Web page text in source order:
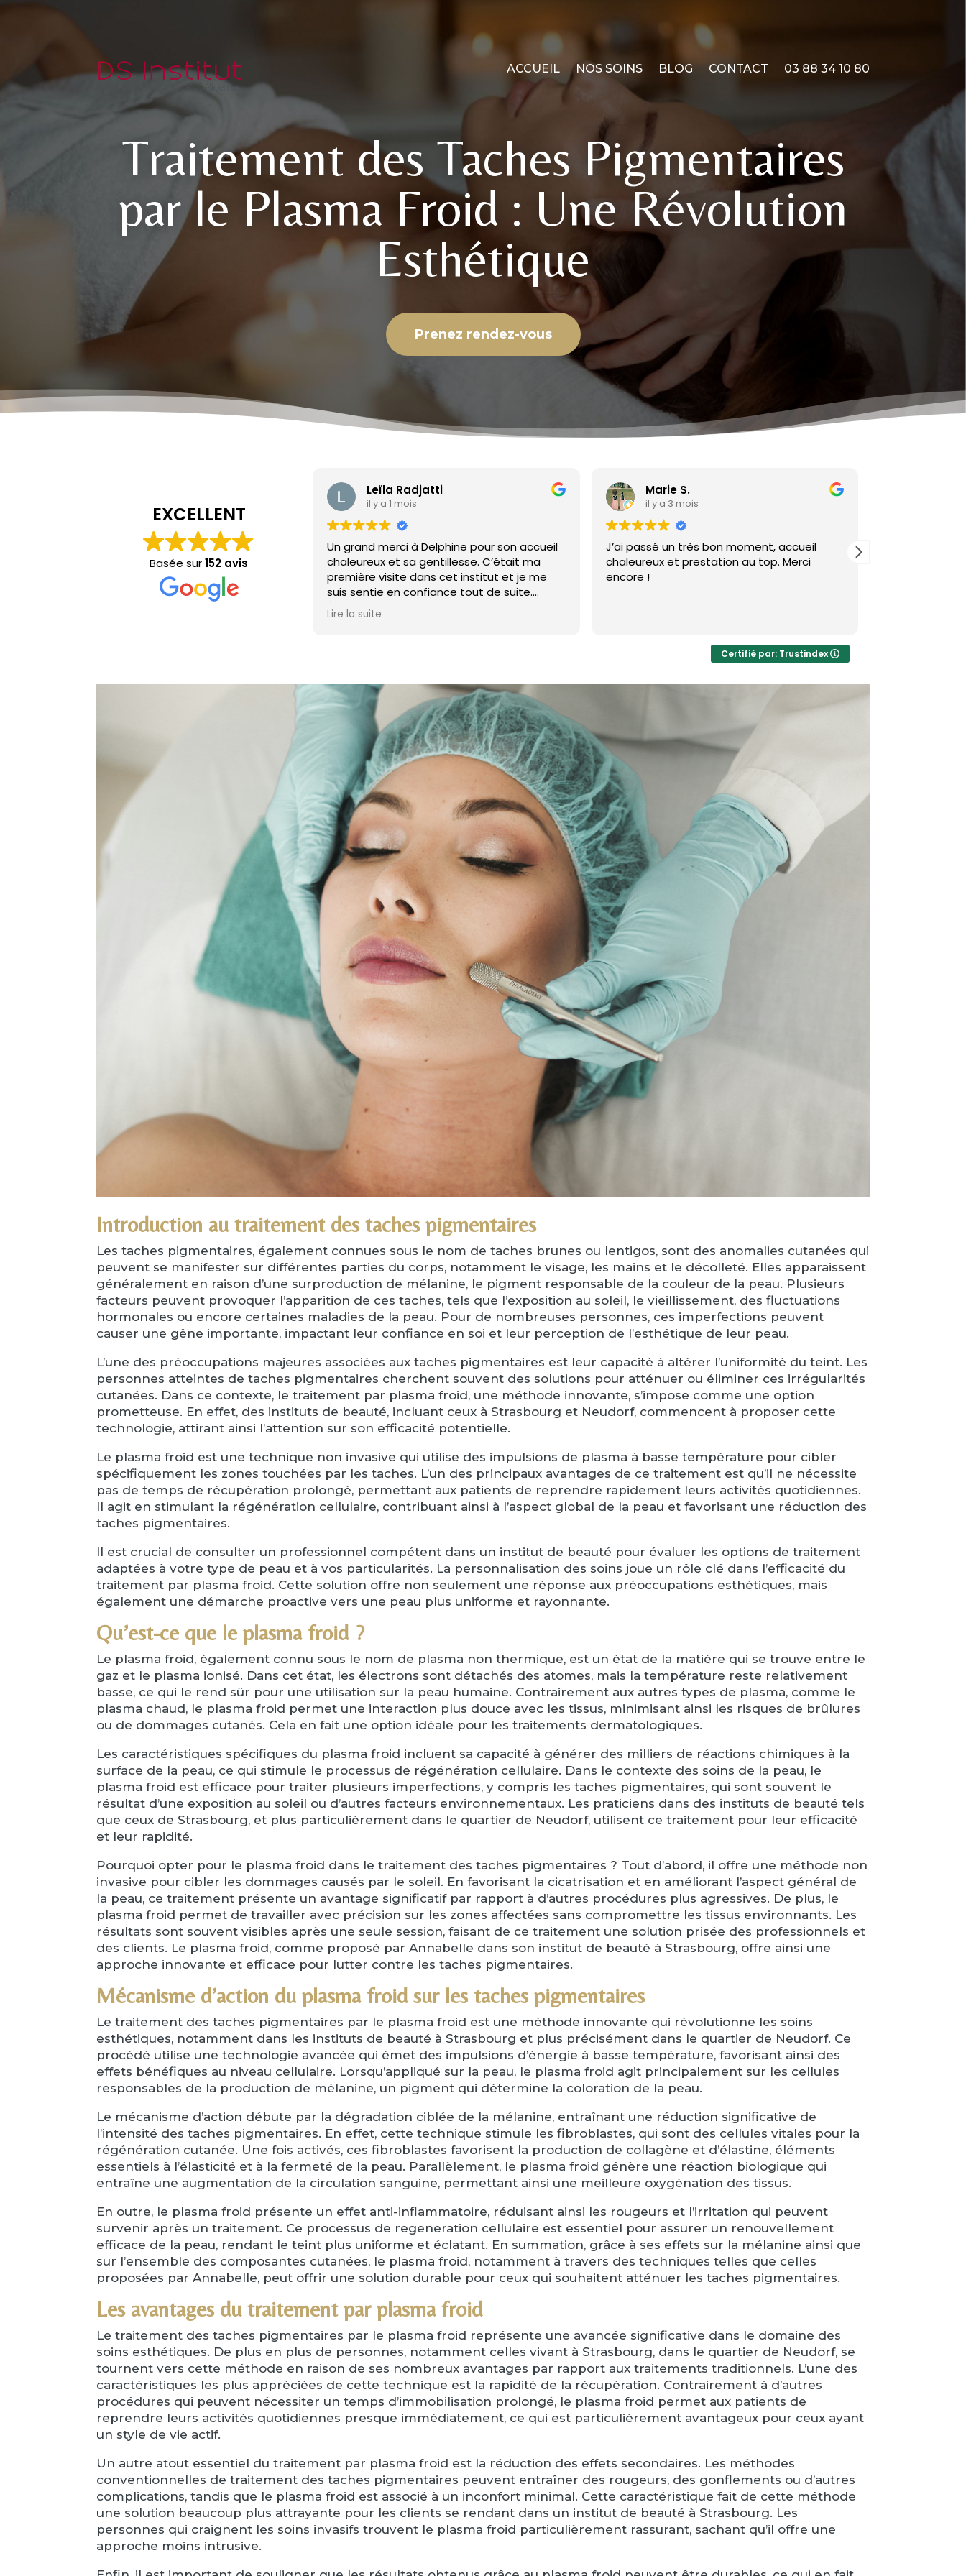
ACCUEIL NOS SOINS BLOG CONTACT 03 88 34 10 80
Traitement des Taches Pigmentaires
par le Plasma Froid : Une Révolution
Esthétique
Prenez rendez-vous
EXCELLENT
Basée sur152 avis
Leïla Radjatti
il y a 1 mois
Un grand merci à Delphine pour son accueil
chaleureux et sa gentillesse. C’était ma
première visite dans cet institut et je me
suis sentie en confiance tout de suite.
Épilation réalisée avec douceur et
efficacité. Je reviendrai avec plaisir ☺️
Lire la suite
Marie S.
il y a 3 mois
J’ai passé un très bon moment, accueil
chaleureux et prestation au top. Merci
encore !
Certifié par: Trustindex
Introduction au traitement des taches pigmentaires
Les taches pigmentaires, également connues sous le nom de taches brunes ou lentigos, sont des anomalies cutanées qui
peuvent se manifester sur différentes parties du corps, notamment le visage, les mains et le décolleté. Elles apparaissent
généralement en raison d’une surproduction de mélanine, le pigment responsable de la couleur de la peau. Plusieurs
facteurs peuvent provoquer l’apparition de ces taches, tels que l’exposition au soleil, le vieillissement, des fluctuations
hormonales ou encore certaines maladies de la peau. Pour de nombreuses personnes, ces imperfections peuvent
causer une gêne importante, impactant leur confiance en soi et leur perception de l’esthétique de leur peau.
L’une des préoccupations majeures associées aux taches pigmentaires est leur capacité à altérer l’uniformité du teint. Les
personnes atteintes de taches pigmentaires cherchent souvent des solutions pour atténuer ou éliminer ces irrégularités
cutanées. Dans ce contexte, le traitement par plasma froid, une méthode innovante, s’impose comme une option
prometteuse. En effet, des instituts de beauté, incluant ceux à Strasbourg et Neudorf, commencent à proposer cette
technologie, attirant ainsi l’attention sur son efficacité potentielle.
Le plasma froid est une technique non invasive qui utilise des impulsions de plasma à basse température pour cibler
spécifiquement les zones touchées par les taches. L’un des principaux avantages de ce traitement est qu’il ne nécessite
pas de temps de récupération prolongé, permettant aux patients de reprendre rapidement leurs activités quotidiennes.
Il agit en stimulant la régénération cellulaire, contribuant ainsi à l’aspect global de la peau et favorisant une réduction des
taches pigmentaires.
Il est crucial de consulter un professionnel compétent dans un institut de beauté pour évaluer les options de traitement
adaptées à votre type de peau et à vos particularités. La personnalisation des soins joue un rôle clé dans l’efficacité du
traitement par plasma froid. Cette solution offre non seulement une réponse aux préoccupations esthétiques, mais
également une démarche proactive vers une peau plus uniforme et rayonnante.
Qu’est-ce que le plasma froid ?
Le plasma froid, également connu sous le nom de plasma non thermique, est un état de la matière qui se trouve entre le
gaz et le plasma ionisé. Dans cet état, les électrons sont détachés des atomes, mais la température reste relativement
basse, ce qui le rend sûr pour une utilisation sur la peau humaine. Contrairement aux autres types de plasma, comme le
plasma chaud, le plasma froid permet une interaction plus douce avec les tissus, minimisant ainsi les risques de brûlures
ou de dommages cutanés. Cela en fait une option idéale pour les traitements dermatologiques.
Les caractéristiques spécifiques du plasma froid incluent sa capacité à générer des milliers de réactions chimiques à la
surface de la peau, ce qui stimule le processus de régénération cellulaire. Dans le contexte des soins de la peau, le
plasma froid est efficace pour traiter plusieurs imperfections, y compris les taches pigmentaires, qui sont souvent le
résultat d’une exposition au soleil ou d’autres facteurs environnementaux. Les praticiens dans des instituts de beauté tels
que ceux de Strasbourg, et plus particulièrement dans le quartier de Neudorf, utilisent ce traitement pour leur efficacité
et leur rapidité.
Pourquoi opter pour le plasma froid dans le traitement des taches pigmentaires ? Tout d’abord, il offre une méthode non
invasive pour cibler les dommages causés par le soleil. En favorisant la cicatrisation et en améliorant l’aspect général de
la peau, ce traitement présente un avantage significatif par rapport à d’autres procédures plus agressives. De plus, le
plasma froid permet de travailler avec précision sur les zones affectées sans compromettre les tissus environnants. Les
résultats sont souvent visibles après une seule session, faisant de ce traitement une solution prisée des professionnels et
des clients. Le plasma froid, comme proposé par Annabelle dans son institut de beauté à Strasbourg, offre ainsi une
approche innovante et efficace pour lutter contre les taches pigmentaires.
Mécanisme d’action du plasma froid sur les taches pigmentaires
Le traitement des taches pigmentaires par le plasma froid est une méthode innovante qui révolutionne les soins
esthétiques, notamment dans les instituts de beauté à Strasbourg et plus précisément dans le quartier de Neudorf. Ce
procédé utilise une technologie avancée qui émet des impulsions d’énergie à basse température, favorisant ainsi des
effets bénéfiques au niveau cellulaire. Lorsqu’appliqué sur la peau, le plasma froid agit principalement sur les cellules
responsables de la production de mélanine, un pigment qui détermine la coloration de la peau.
Le mécanisme d’action débute par la dégradation ciblée de la mélanine, entraînant une réduction significative de
l’intensité des taches pigmentaires. En effet, cette technique stimule les fibroblastes, qui sont des cellules vitales pour la
régénération cutanée. Une fois activés, ces fibroblastes favorisent la production de collagène et d’élastine, éléments
essentiels à l’élasticité et à la fermeté de la peau. Parallèlement, le plasma froid génère une réaction biologique qui
entraîne une augmentation de la circulation sanguine, permettant ainsi une meilleure oxygénation des tissus.
En outre, le plasma froid présente un effet anti-inflammatoire, réduisant ainsi les rougeurs et l’irritation qui peuvent
survenir après un traitement. Ce processus de regeneration cellulaire est essentiel pour assurer un renouvellement
efficace de la peau, rendant le teint plus uniforme et éclatant. En summation, grâce à ses effets sur la mélanine ainsi que
sur l’ensemble des composantes cutanées, le plasma froid, notamment à travers des techniques telles que celles
proposées par Annabelle, peut offrir une solution durable pour ceux qui souhaitent atténuer les taches pigmentaires.
Les avantages du traitement par plasma froid
Le traitement des taches pigmentaires par le plasma froid représente une avancée significative dans le domaine des
soins esthétiques. De plus en plus de personnes, notamment celles vivant à Strasbourg, dans le quartier de Neudorf, se
tournent vers cette méthode en raison de ses nombreux avantages par rapport aux traitements traditionnels. L’une des
caractéristiques les plus appréciées de cette technique est la rapidité de la récupération. Contrairement à d’autres
procédures qui peuvent nécessiter un temps d’immobilisation prolongé, le plasma froid permet aux patients de
reprendre leurs activités quotidiennes presque immédiatement, ce qui est particulièrement avantageux pour ceux ayant
un style de vie actif.
Un autre atout essentiel du traitement par plasma froid est la réduction des effets secondaires. Les méthodes
conventionnelles de traitement des taches pigmentaires peuvent entraîner des rougeurs, des gonflements ou d’autres
complications, tandis que le plasma froid est associé à un inconfort minimal. Cette caractéristique fait de cette méthode
une solution beaucoup plus attrayante pour les clients se rendant dans un institut de beauté à Strasbourg. Les
personnes qui craignent les soins invasifs trouvent le plasma froid particulièrement rassurant, sachant qu’il offre une
approche moins intrusive.